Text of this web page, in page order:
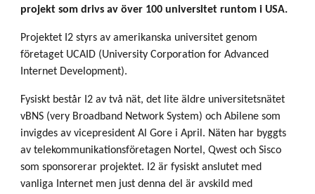
projekt som drivs av över 100 universitet runtom i USA.
Projektet I2 styrs av amerikanska universitet genom
företaget UCAID (University Corporation for Advanced
Internet Development).
Fysiskt består I2 av två nät, det lite äldre universitetsnätet
vBNS (very Broadband Network System) och Abilene som
invigdes av vicepresident Al Gore i April. Näten har byggts
av telekommunikationsföretagen Nortel, Qwest och Sisco
som sponsorerar projektet. I2 är fysiskt anslutet med
vanliga Internet men just denna del är avskild med